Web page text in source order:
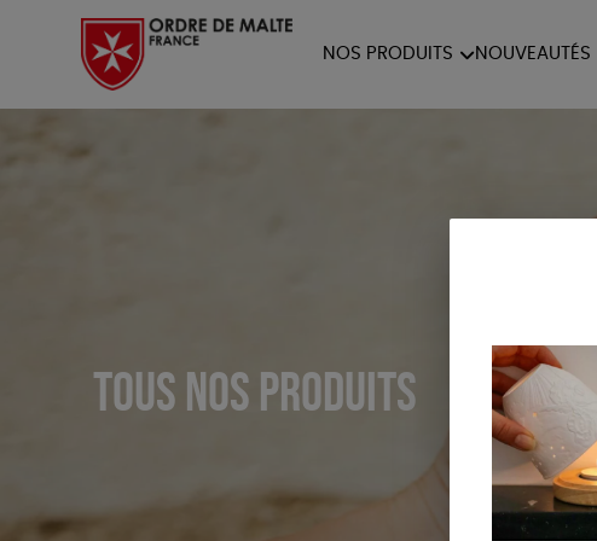
NOS PRODUITS NOUVEAUTÉS
Tous nos produits